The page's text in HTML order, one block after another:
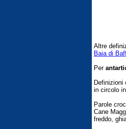
Altre
Baia di
Per
Definizioni
in circolo
Parole
Cane
freddo,